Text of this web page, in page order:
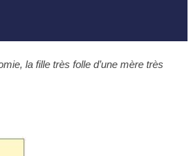
la fille très folle d’une mère très